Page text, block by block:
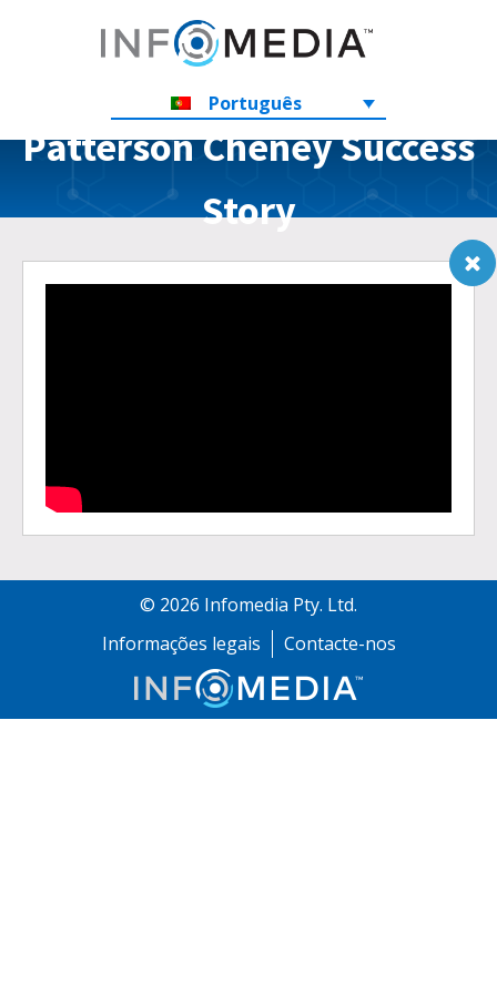
Português
Patterson Cheney Success
Story
© 2026 Infomedia Pty. Ltd.
Informações legais
Contacte-nos